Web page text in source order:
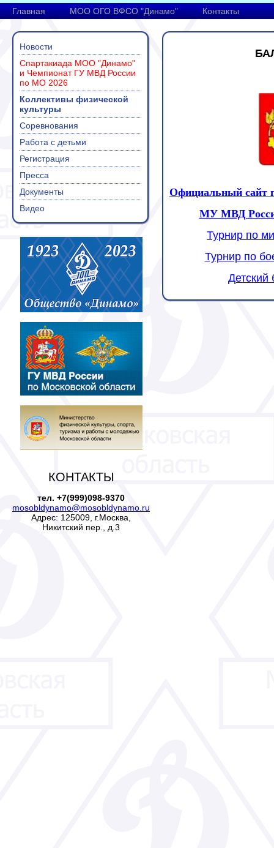
Главная МОО ОГО ВФСО "Динамо" Контакты
Новости
Спартакиада МОО "Динамо"
и Чемпионат ГУ МВД России
по МО 2026
Коллективы физической
культуры
Соревнования
Работа с детьми
Регистрация
Пресса
Документы
Видео
КОНТАКТЫ
тел. +7(999)098-9370
mosobldynamo@mosobldynamo.ru
Адрес: 125009, г.Москва,
Никитский пер., д.3
Официальный сайт
МУ МВД
Турнир по
Турнир по
Детский